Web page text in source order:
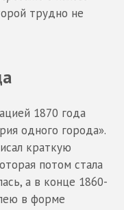
трудно не
1870 года
одного города».
краткую
потом стала
а в конце 1860-
в форме